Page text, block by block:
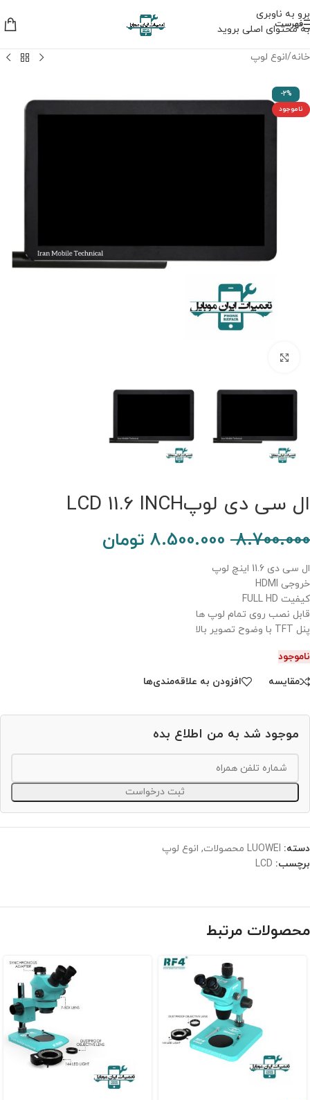
برو به ناوبری
به محتوای اصلی بروید
فهرست
خانه/انوع لوپ
-2%
ناموجود
ال سی دی لوپLCD 11.6 INCH
8.700.000
8.500.000 تومان
ال سی دی 11.6 اینچ لوپ
خروجی HDMI
کیفیت FULL HD
قابل نصب روی تمام لوپ ها
پنل TFT با وضوح تصویر بالا
ناموجود
مقایسه
افزودن به علاقه‌مندی‌ها
موجود شد به من اطلاع بده
ثبت درخواست
دسته: LUOWEI محصولات , انوع لوپ
برچسب: LCD
محصولات مرتبط